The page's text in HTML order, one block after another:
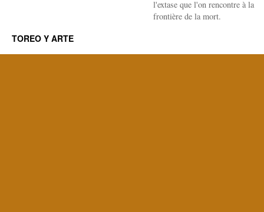
l'extase que l'on rencontre à la
frontière de la mort.
TOREO Y ARTE